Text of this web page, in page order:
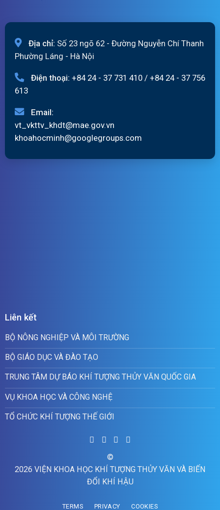
Địa chỉ: Số 23 ngõ 62 - Đường Nguyễn Chí Thanh
Phường Láng - Hà Nội
Điện thoại: +84 24 - 37 731 410 / +84 24 - 37 756
613
Email:
vt_vkttv_khdt@mae.gov.vn
khoahocminh@googlegroups.com
Liên kết
BỘ NÔNG NGHIỆP VÀ MÔI TRƯỜNG
BỘ GIÁO DỤC VÀ ĐÀO TẠO
TRUNG TÂM DỰ BÁO KHÍ TƯỢNG THỦY VĂN QUỐC GIA
VỤ KHOA HỌC VÀ CÔNG NGHỆ
TỔ CHỨC KHÍ TƯỢNG THẾ GIỚI
©
2026 VIỆN KHOA HỌC KHÍ TƯỢNG THỦY VĂN VÀ BIẾN
ĐỔI KHÍ HẬU
TERMS PRIVACY COOKIES